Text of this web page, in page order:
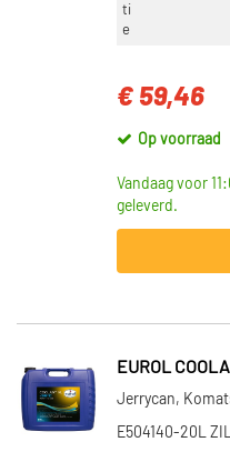
ti
e
€ 59,46
Op voorraad
Vandaag voor
geleverd.
EUROL
Jerrycan,
E504140-20L